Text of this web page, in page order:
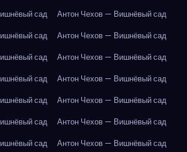
сад
Антон Чехов — Вишнёвый сад
сад
Антон Чехов — Вишнёвый сад
сад
Антон Чехов — Вишнёвый сад
сад
Антон Чехов — Вишнёвый сад
сад
Антон Чехов — Вишнёвый сад
сад
Антон Чехов — Вишнёвый сад
сад
Антон Чехов — Вишнёвый сад